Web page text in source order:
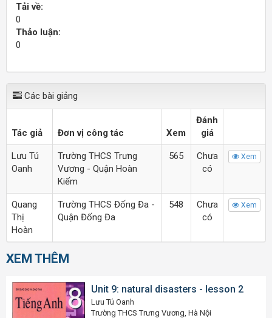
Tải về:
0
Thảo luận:
0
Các bài giảng
Tác giả Đơn vị công tác Xem
Đánh
giá
Lưu Tú
Oanh
Trường THCS Trưng
Vương - Quận Hoàn
Kiếm
565
Chưa
có
Xem
Quang
Thị
Hoàn
Trường THCS Đống Đa -
Quận Đống Đa
548
Chưa
có
Xem
XEM THÊM
Unit 9: natural disasters - lesson 2
Lưu Tú Oanh
Trường THCS Trưng Vương, Hà Nội